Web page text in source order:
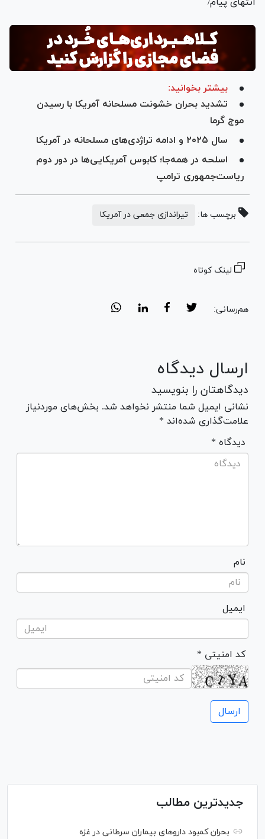
بیشتر بخوانید:
تشدید بحران خشونت مسلحانه آمریکا با رسیدن
موج گرما
سال ۲۰۲۵ و ادامه تراژدی‌های مسلحانه در آمریکا
اسلحه در همه‌جا؛ کابوس آمریکایی‌ها در دور دوم
ریاست‌جمهوری ترامپ
برچسب ها: تیراندازی جمعی در آمریکا
لینک کوتاه
هم‌رسانی:
ارسال دیدگاه
دیدگاهتان را بنویسید
نشانی ایمیل شما منتشر نخواهد شد. بخش‌های موردنیاز
علامت‌گذاری شده‌اند *
* دیدگاه
نام
ایمیل
* کد امنیتی
جدیدترین مطالب
بحران کمبود دارو‌های بیماران سرطانی در غزه